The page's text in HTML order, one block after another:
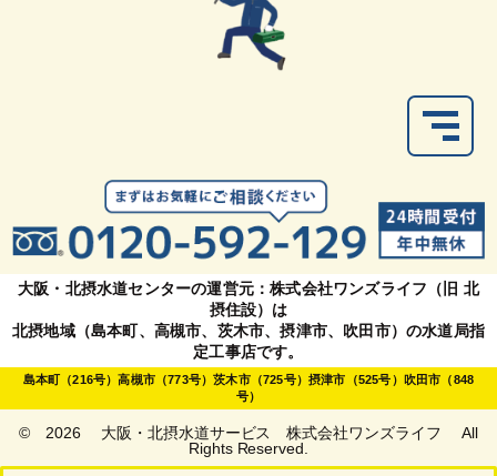
大阪・北摂水道センターの運営元：株式会社ワンズライフ（旧 北
摂住設）は
北摂地域（島本町、高槻市、茨木市、摂津市、吹田市）の水道局指
定工事店です。
島本町（216号）高槻市（773号）茨木市（725号）摂津市（525号）吹田市（848
号）
© 2026 大阪・北摂水道サービス 株式会社ワンズライフ All
Rights Reserved.